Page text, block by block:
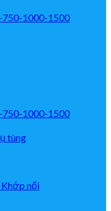
750-1000-1500
750-1000-1500
tùng
nối